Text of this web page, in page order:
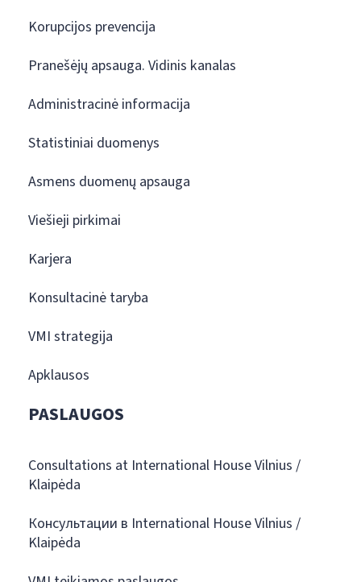
Korupcijos prevencija
Pranešėjų apsauga. Vidinis kanalas
Administracinė informacija
Statistiniai duomenys
Asmens duomenų apsauga
Viešieji pirkimai
Karjera
Konsultacinė taryba
VMI strategija
Apklausos
PASLAUGOS
Consultations at International House Vilnius /
Klaipėda
Консультации в International House Vilnius /
Klaipėda